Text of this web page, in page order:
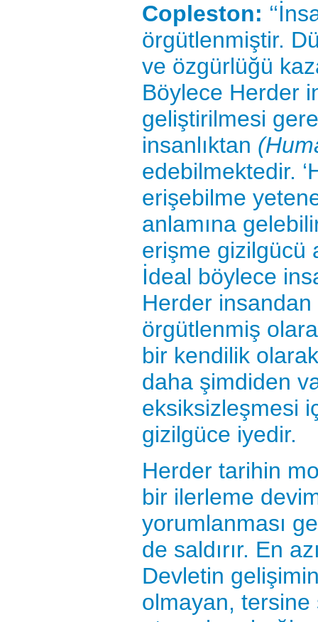
Copleston:
örgütlenmiştir.
ve özgürlüğü
Böylece Herder
geliştirilmesi
insanlıktan
edebilmektedir.
erişebilme
anlamına
erişme gizilgücü
İdeal böylece
Herder insandan
örgütlenmiş
bir kendilik
daha şimdiden
eksiksizleşmesi
gizilgüce iyedir.
Herder tarihin
bir ilerleme
yorumlanması
de saldırır. En
Devletin
olmayan, tersine